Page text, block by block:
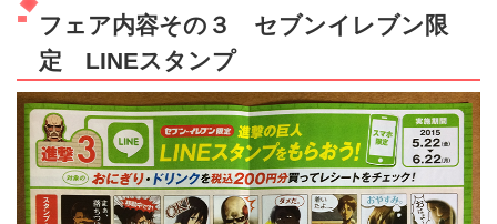
フェア内容その３ セブンイレブン限
定 LINEスタンプ